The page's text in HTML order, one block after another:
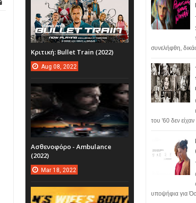
συνελήφθη,
του '60 δεν
υποψήφια για
Κριτική: Bullet Train (2022)
Aug 08, 2022
Ασθενοφόρο - Ambulance
(2022)
Mar 18, 2022